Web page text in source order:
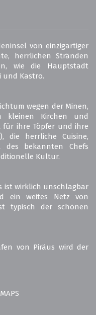
von einzigartiger
herrlichen Stränden
wie die Hauptstadt
und Kastro.
wegen der Minen,
kleinen Kirchen und
ihre Töpfer und ihre
die herrliche Cuisine,
bekannten Chefs
Kultur.
ist wirklich unschlagbar
ein weites Netz von
typisch der schönen
von Piräus wird der